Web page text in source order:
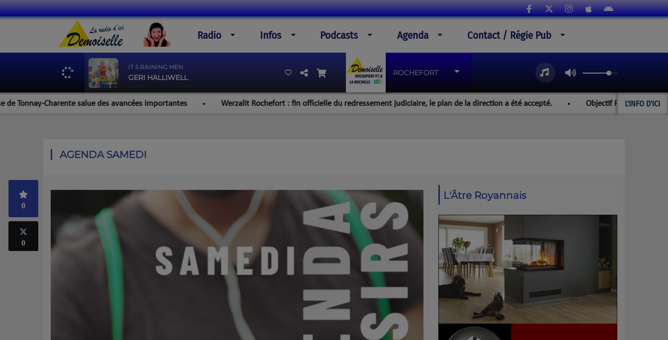
Radio Infos Podcasts Agenda Contact / Régie Pub
IT S RAINING MEN
GERI HALLIWELL
ROCHEFORT
L'INFO D'ICI
Charente salue des avancées importantes Werzalit Rochefort : fin officielle du redressement judiciaire, le plan de la direction a été accepté. Objectif Paraguay et les
AGENDA SAMEDI
0
0
L'Âtre Royannais